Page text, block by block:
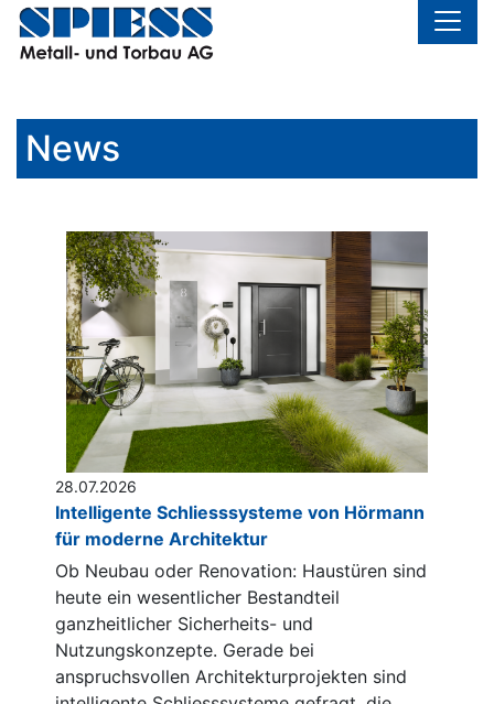
News
28.07.2026
Intelligente Schliesssysteme von Hörmann
für moderne Architektur
Ob Neubau oder Renovation: Haustüren sind
heute ein wesentlicher Bestandteil
ganzheitlicher Sicherheits- und
Nutzungskonzepte. Gerade bei
anspruchsvollen Architekturprojekten sind